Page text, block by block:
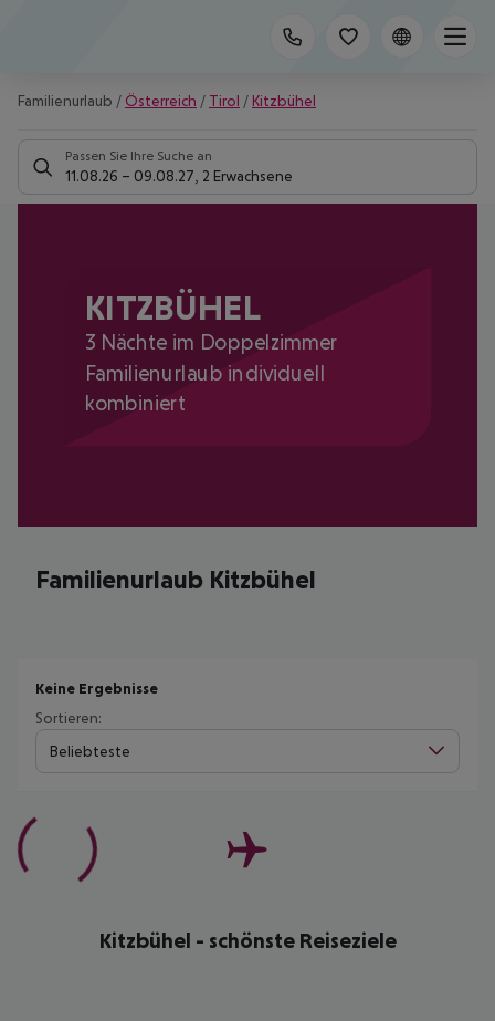
Familienurlaub / Österreich / Tirol / Kitzbühel
Passen Sie Ihre Suche an
11.08.26 – 09.08.27 2 Erwachsene
KITZBÜHEL
3 Nächte im Doppelzimmer
Familienurlaub individuell
kombiniert
Familienurlaub Kitzbühel
Keine Ergebnisse
Sortieren:
Beliebteste
Kitzbühel - schönste Reiseziele